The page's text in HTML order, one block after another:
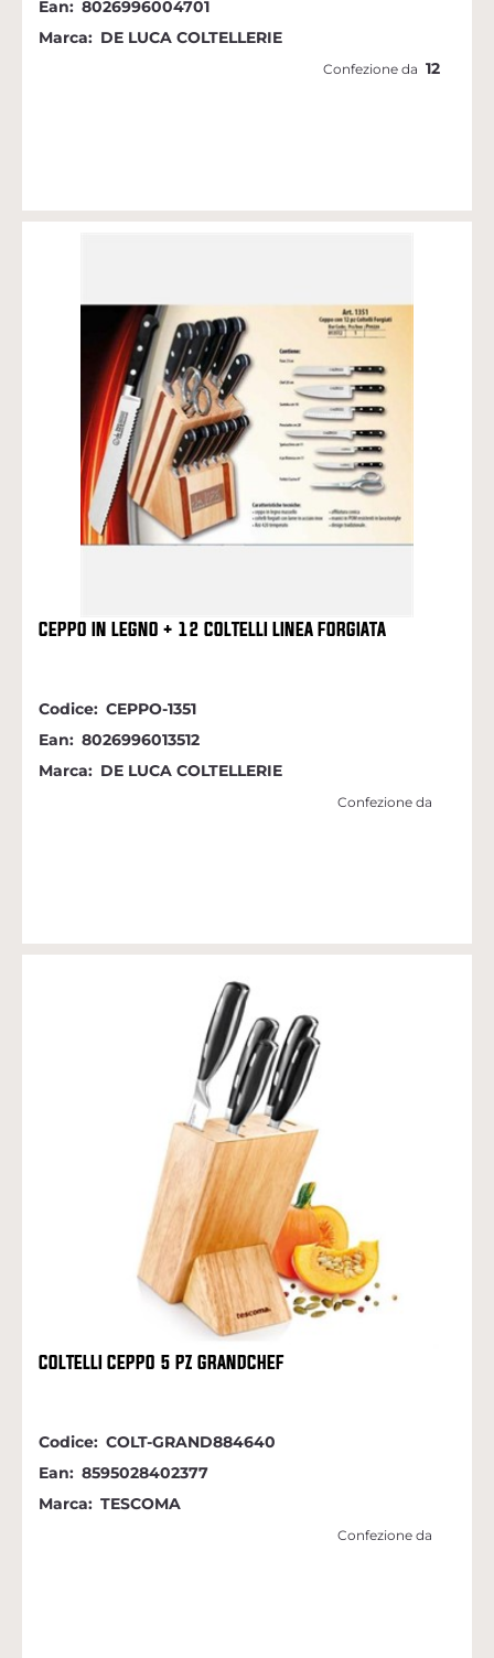
Ean: 8026996004701
Marca: DE LUCA COLTELLERIE
Confezione da 12
CEPPO IN LEGNO + 12 COLTELLI LINEA FORGIATA
Codice: CEPPO-1351
Ean: 8026996013512
Marca: DE LUCA COLTELLERIE
Confezione da
COLTELLI CEPPO 5 PZ GRANDCHEF
Codice: COLT-GRAND884640
Ean: 8595028402377
Marca: TESCOMA
Confezione da